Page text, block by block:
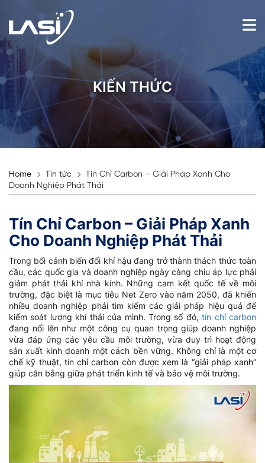
KIẾN THỨC
Home Tin tức
Tín Chỉ Carbon – Giải Pháp Xanh Cho
Doanh Nghiệp Phát Thải
Tín Chỉ Carbon – Giải Pháp Xanh
Cho Doanh Nghiệp Phát Thải
Trong bối cảnh biến đổi khí hậu đang trở thành thách thức toàn
cầu, các quốc gia và doanh nghiệp ngày càng chịu áp lực phải
giảm phát thải khí nhà kính. Những cam kết quốc tế về môi
trường, đặc biệt là mục tiêu Net Zero vào năm 2050, đã khiến
nhiều doanh nghiệp phải tìm kiếm các giải pháp hiệu quả để
kiểm soát lượng khí thải của mình. Trong số đó,tín chỉ carbon
đang nổi lên như một công cụ quan trọng giúp doanh nghiệp
vừa đáp ứng các yêu cầu môi trường, vừa duy trì hoạt động
sản xuất kinh doanh một cách bền vững. Không chỉ là một cơ
chế kỹ thuật, tín chỉ carbon còn được xem là “giải pháp xanh”
giúp cân bằng giữa phát triển kinh tế và bảo vệ môi trường.